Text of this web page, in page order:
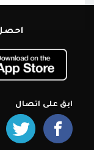
ابق على اتصال